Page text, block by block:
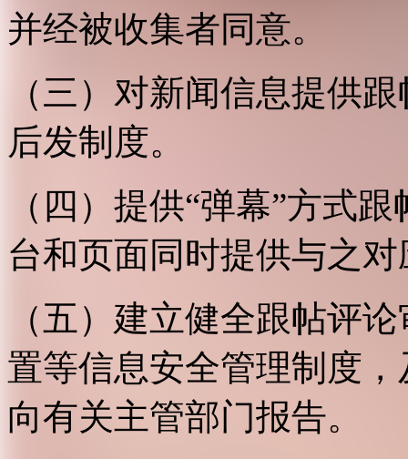
并经被收集者同意。
（三）对新闻信息提供
后发制度。
（四）提供“弹幕”方式
台和页面同时提供与之
（五）建立健全跟帖评
置等信息安全管理制度
向有关主管部门报告。